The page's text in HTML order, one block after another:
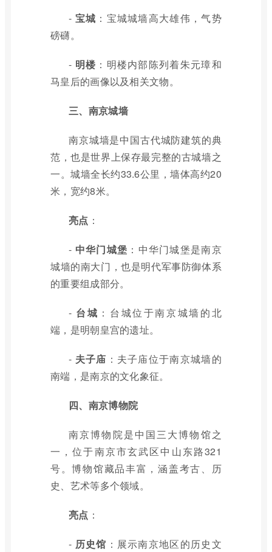
- 宝城 ：宝城城墙高大雄伟，气势
磅礴。
- 明楼 ：明楼内部陈列着朱元璋和
马皇后的画像以及相关文物。
三、南京城墙
南京城墙是中国古代城防建筑的典
范，也是世界上保存最完整的古城墙之
一。城墙全长约33.6公里，墙体高约20
米，宽约8米。
亮点 ：
- 中华门城堡 ：中华门城堡是南京
城墙的南大门，也是明代军事防御体系
的重要组成部分。
- 台城 ：台城位于南京城墙的北
端，是明朝皇宫的遗址。
- 夫子庙 ：夫子庙位于南京城墙的
南端，是南京的文化象征。
四、南京博物院
南京博物院是中国三大博物馆之
一，位于南京市玄武区中山东路321
号。博物馆藏品丰富，涵盖考古、历
史、艺术等多个领域。
亮点 ：
- 历史馆 ：展示南京地区的历史文